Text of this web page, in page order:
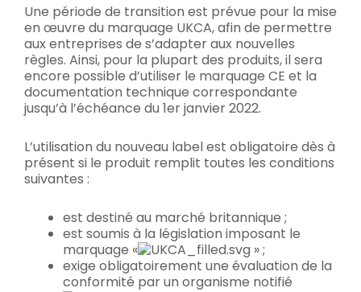
Une période de transition est prévue pour la mise
en œuvre du marquage UKCA, afin de permettre
aux entreprises de s’adapter aux nouvelles
règles. Ainsi, pour la plupart des produits, il sera
encore possible d’utiliser le marquage CE et la
documentation technique correspondante
jusqu’à l’échéance du 1er janvier 2022.
L’utilisation du nouveau label est obligatoire dès à
présent si le produit remplit toutes les conditions
suivantes :
est destiné au marché britannique ;
est soumis à la législation imposant le
marquage «
» ;
exige obligatoirement une évaluation de la
conformité par un organisme notifié